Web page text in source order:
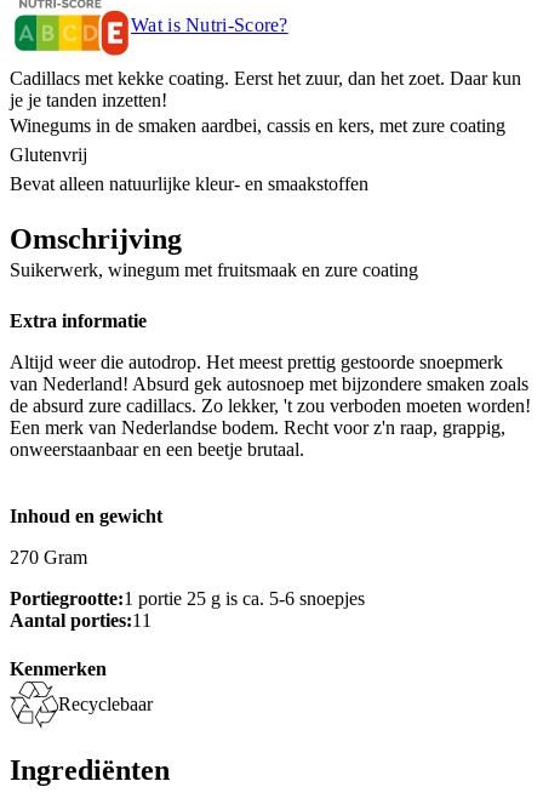
Wat is Nutri-Score?
Cadillacs met kekke coating. Eerst het zuur, dan het zoet. Daar kun
je je tanden inzetten!
Winegums in de smaken aardbei, cassis en kers, met zure coating
Glutenvrij
Bevat alleen natuurlijke kleur- en smaakstoffen
Omschrijving
Suikerwerk, winegum met fruitsmaak en zure coating
Extra informatie
Altijd weer die autodrop. Het meest prettig gestoorde snoepmerk
van Nederland! Absurd gek autosnoep met bijzondere smaken zoals
de absurd zure cadillacs. Zo lekker, 't zou verboden moeten worden!
Een merk van Nederlandse bodem. Recht voor z'n raap, grappig,
onweerstaanbaar en een beetje brutaal.
Inhoud en gewicht
270 Gram
Portiegrootte:1 portie 25 g is ca. 5-6 snoepjes
Aantal porties:11
Kenmerken
Recyclebaar
Ingrediënten